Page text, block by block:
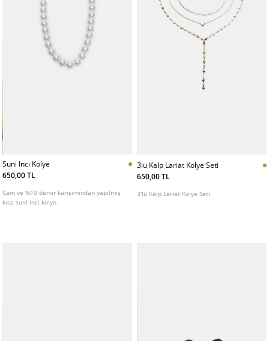
Suni Inci Kolye
650,00 TL
Cam ve %10 demir karışımından yapılmış
kısa suni inci kolye.
3lu Kalp Lariat Kolye Seti
650,00 TL
3'lü Kalp Lariat Kolye Seti